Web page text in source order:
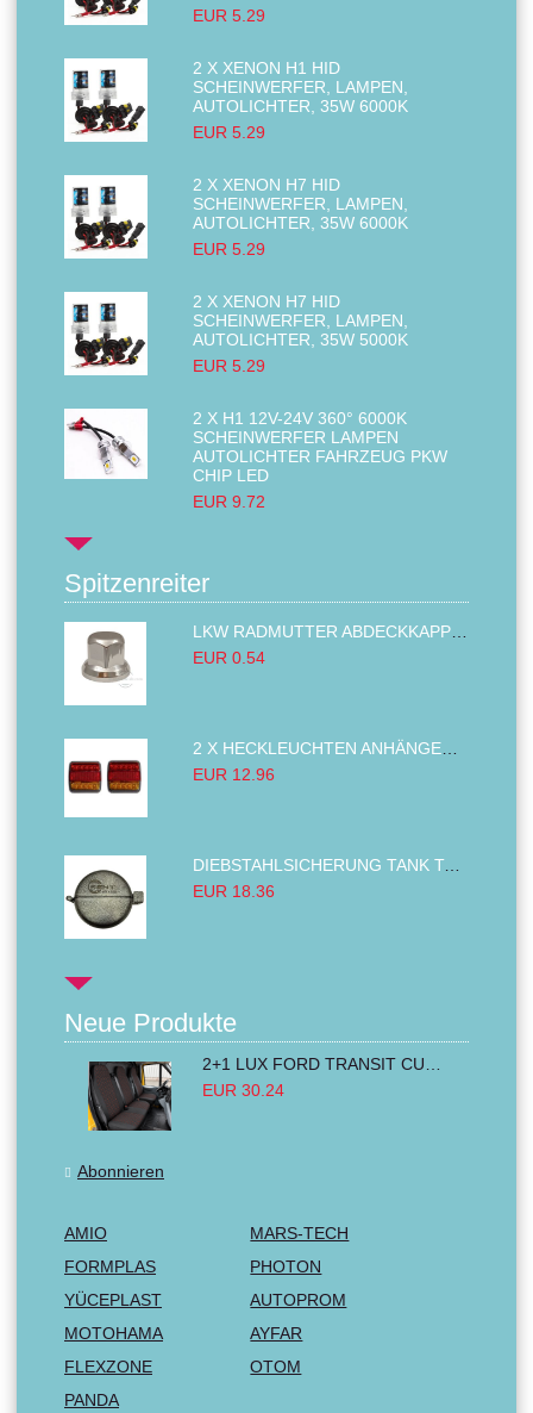
EUR 5.29
2 X XENON H1 HID
SCHEINWERFER, LAMPEN,
AUTOLICHTER, 35W 6000K
EUR 5.29
2 X XENON H7 HID
SCHEINWERFER, LAMPEN,
AUTOLICHTER, 35W 6000K
EUR 5.29
2 X XENON H7 HID
SCHEINWERFER, LAMPEN,
AUTOLICHTER, 35W 5000K
EUR 5.29
2 X H1 12V-24V 360° 6000K
SCHEINWERFER LAMPEN
AUTOLICHTER FAHRZEUG PKW
CHIP LED
EUR 9.72
Spitzenreiter
EUR 0.54
EUR 12.96
DIEBSTAHLSICHERUNG TANK TANKDECKEL DIESELTANK KRAFTSTOFFTANKDECKEL VERRIEGELUNG PASSEND FÜR LKW PKW TRAKTOREN BAGGER 80MM
EUR 18.36
Neue Produkte
EUR 30.24
Abonnieren
AMIO
MARS-TECH
FORMPLAS
PHOTON
YÜCEPLAST
AUTOPROM
MOTOHAMA
AYFAR
FLEXZONE
OTOM
PANDA